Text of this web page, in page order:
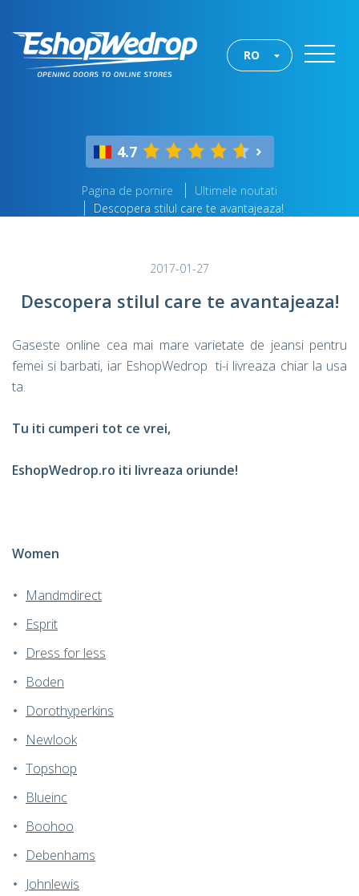
RO
4.7
Pagina de pornire
Ultimele noutati
Descopera stilul care te avantajeaza!
2017-01-27
Descopera stilul care te avantajeaza!
Gaseste online cea mai mare varietate de jeansi pentru
femei si barbati, iar EshopWedrop ti-i livreaza chiar la usa
ta.
Tu iti cumperi tot ce vrei,
EshopWedrop.ro iti livreaza oriunde!
Women
Mandmdirect
Esprit
Dress for less
Boden
Dorothyperkins
Newlook
Topshop
Blueinc
Boohoo
Debenhams
Johnlewis